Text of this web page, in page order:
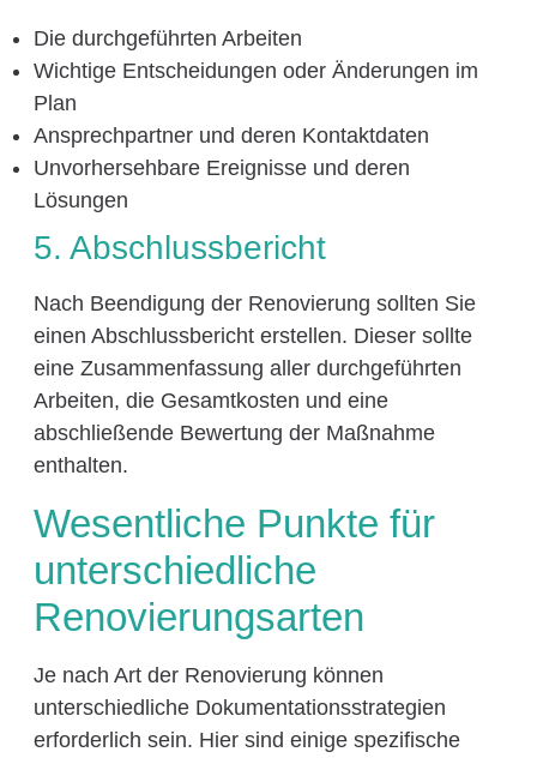
Die durchgeführten Arbeiten
Wichtige Entscheidungen oder Änderungen im
Plan
Ansprechpartner und deren Kontaktdaten
Unvorhersehbare Ereignisse und deren
Lösungen
5. Abschlussbericht
Nach Beendigung der Renovierung sollten Sie
einen Abschlussbericht erstellen. Dieser sollte
eine Zusammenfassung aller durchgeführten
Arbeiten, die Gesamtkosten und eine
abschließende Bewertung der Maßnahme
enthalten.
Wesentliche Punkte für
unterschiedliche
Renovierungsarten
Je nach Art der Renovierung können
unterschiedliche Dokumentationsstrategien
erforderlich sein. Hier sind einige spezifische